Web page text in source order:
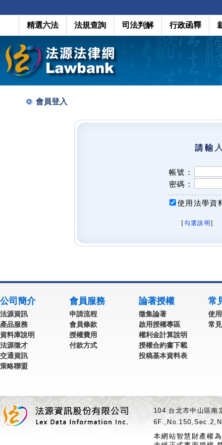
精選六法 法規查詢 司法判解 行政函釋
會員登入
帳號：
密碼：
使用法學資
[勾選說明 ]
公司簡介
法源資訊
產品服務
資料庫說明
法源徵才
交通資訊
策略聯盟
會員服務
申請流程
會員條款
授權費用
付款方式
論著授權
徵集論著
啟用授權專區
權利金計算說明
授權合約書下載
投稿基本資料表
常
使
常
104 台北市中山區
本網站智慧財產權